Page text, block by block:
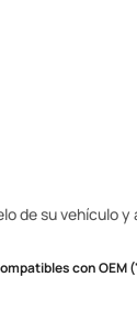
de su vehículo y
con